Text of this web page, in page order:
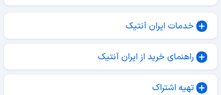
خدمات ایران آنتیک
راهنمای خرید از ایران آنتیک
تهیه اشتراک